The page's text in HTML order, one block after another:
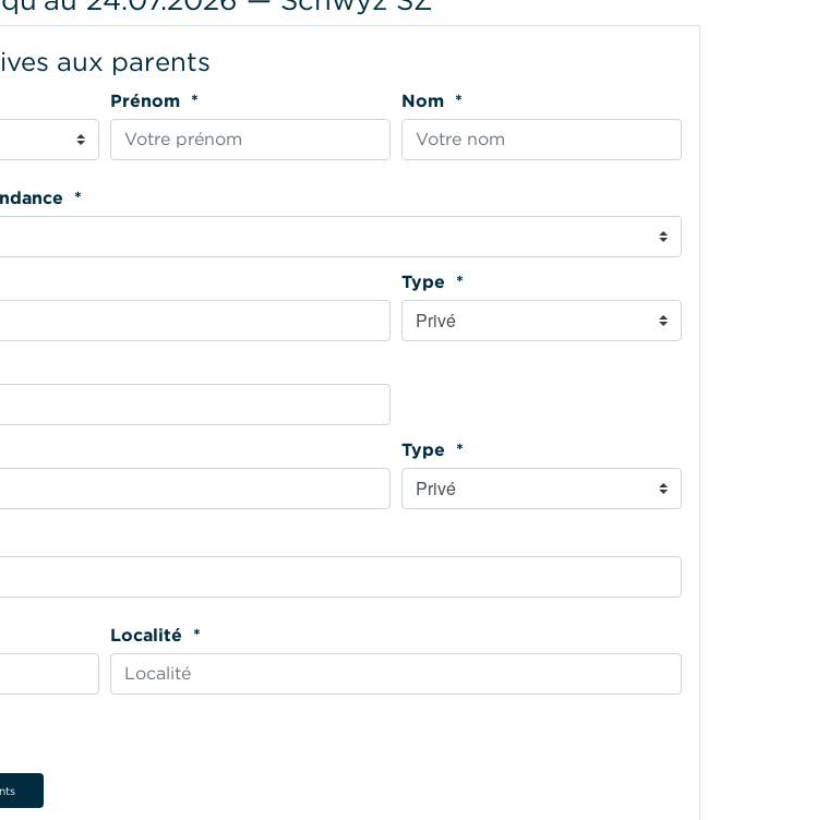
aux parents
Prénom * Nom *
Langue de correspondance *
Type *
Type *
Localité *